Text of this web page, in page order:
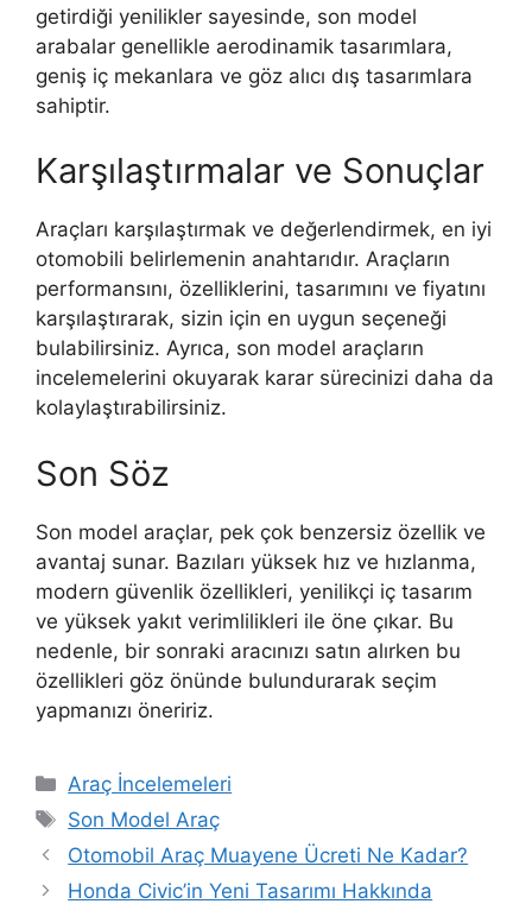
getirdiği yenilikler sayesinde, son model
arabalar genellikle aerodinamik tasarımlara,
geniş iç mekanlara ve göz alıcı dış tasarımlara
sahiptir.
Karşılaştırmalar ve Sonuçlar
Araçları karşılaştırmak ve değerlendirmek, en iyi
otomobili belirlemenin anahtarıdır. Araçların
performansını, özelliklerini, tasarımını ve fiyatını
karşılaştırarak, sizin için en uygun seçeneği
bulabilirsiniz. Ayrıca, son model araçların
incelemelerini okuyarak karar sürecinizi daha da
kolaylaştırabilirsiniz.
Son Söz
Son model araçlar, pek çok benzersiz özellik ve
avantaj sunar. Bazıları yüksek hız ve hızlanma,
modern güvenlik özellikleri, yenilikçi iç tasarım
ve yüksek yakıt verimlilikleri ile öne çıkar. Bu
nedenle, bir sonraki aracınızı satın alırken bu
özellikleri göz önünde bulundurarak seçim
yapmanızı öneririz.
Kategoriler
Araç İncelemeleri
Etiketler
Son Model Araç
Otomobil Araç Muayene Ücreti Ne Kadar?
Honda Civic’in Yeni Tasarımı Hakkında